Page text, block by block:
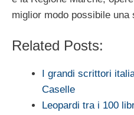
miglior modo possibile
Related Posts:
I grandi scrittori
Caselle
Leopardi tra i 100